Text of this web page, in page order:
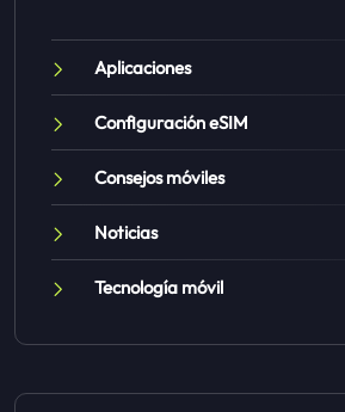
Aplicaciones
Configuración eSIM
Consejos móviles
Noticias
Tecnología móvil